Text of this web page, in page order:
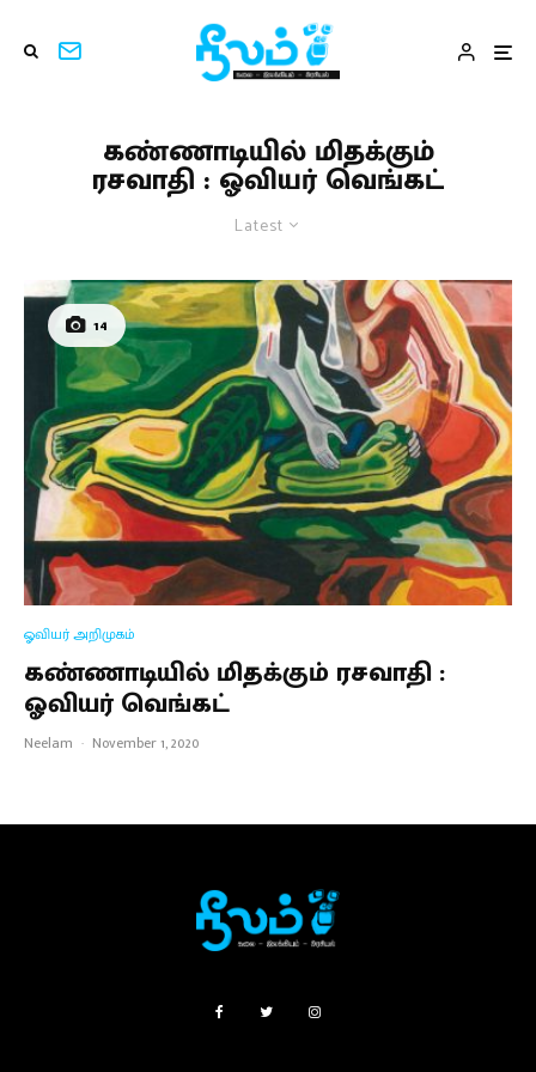
கண்ணாடியில் மிதக்கும்
ரசவாதி : ஓவியர் வெங்கட்
Latest
14
ஓவியர் அறிமுகம்
கண்ணாடியில் மிதக்கும் ரசவாதி :
ஓவியர் வெங்கட்
Neelam · November 1, 2020